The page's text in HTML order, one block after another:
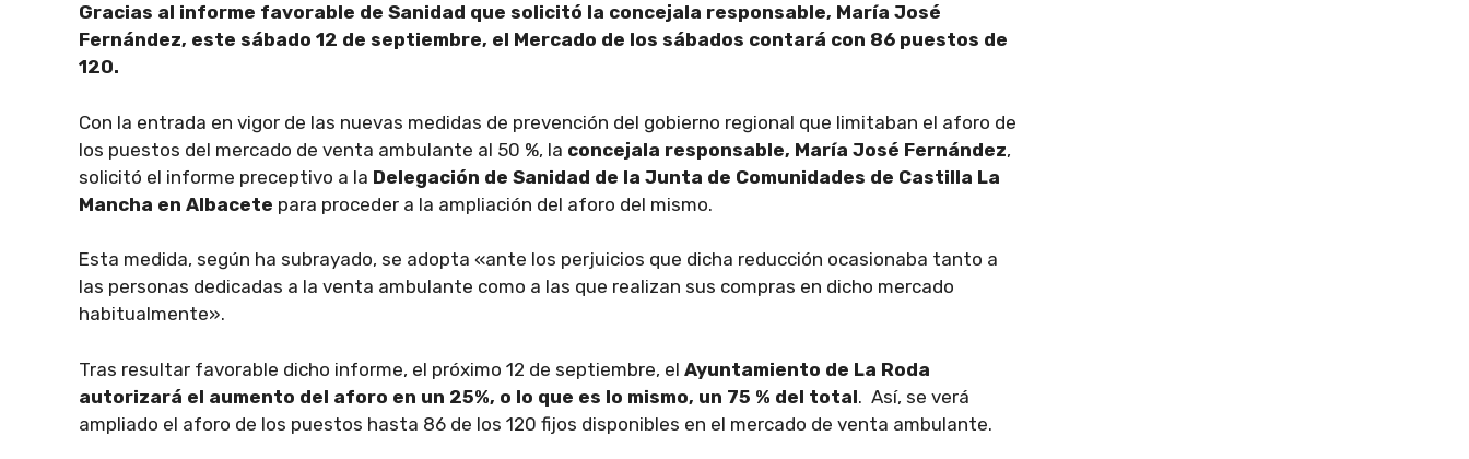
Gracias al informe favorable de Sanidad que solicitó la concejala responsable, María José
Fernández, este sábado 12 de septiembre, el Mercado de los sábados contará con 86 puestos de
120.
Con la entrada en vigor de las nuevas medidas de prevención del gobierno regional que limitaban el aforo de
los puestos del mercado de venta ambulante al 50 %, la concejala responsable, María José Fernández,
solicitó el informe preceptivo a la Delegación de Sanidad de la Junta de Comunidades de Castilla La
Mancha en Albacete para proceder a la ampliación del aforo del mismo.
Esta medida, según ha subrayado, se adopta «ante los perjuicios que dicha reducción ocasionaba tanto a
las personas dedicadas a la venta ambulante como a las que realizan sus compras en dicho mercado
habitualmente».
Tras resultar favorable dicho informe, el próximo 12 de septiembre, el Ayuntamiento de La Roda
autorizará el aumento del aforo en un 25%, o lo que es lo mismo, un 75 % del total. Así, se verá
ampliado el aforo de los puestos hasta 86 de los 120 fijos disponibles en el mercado de venta ambulante.